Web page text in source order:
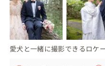
愛犬と一緒に撮影できるロケ